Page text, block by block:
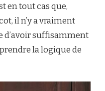
en tout cas que,
il n’y a vraiment
d’avoir suffisamment
la logique de